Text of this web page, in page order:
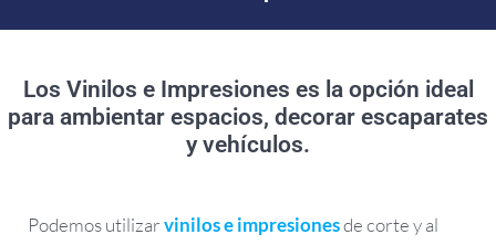
Los Vinilos e Impresiones es la opción ideal
para ambientar espacios, decorar escaparates
y vehículos.
Podemos utilizarvinilos e impresionesde corte y al